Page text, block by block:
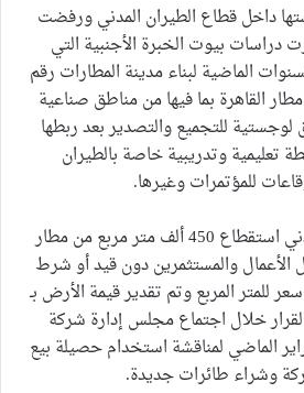
داخل قطاع الطيران المدني ورفضت
دراسات بيوت الخبرة الأجنبية التي
الماضية لبناء مدينة المطارات رقم
القاهرة بما فيها من مناطق صناعية
للتجميع والتصدير بعد ربطها
تعليمية وتدريبية خاصة بالطيران
للمؤتمرات وغيرها.
وقررت وزارة الطيران المدني استقطاع 450 ألف متر مربع من مطار
الأعمال والمستثمرين دون قيد أو شرط
للمتر المربع وتم تقدير قيمة الأرض بـ
القرار خلال اجتماع مجلس إدارة شركة
الماضي لمناقشة استخدام حصيلة بيع
وشراء طائرات جديدة.